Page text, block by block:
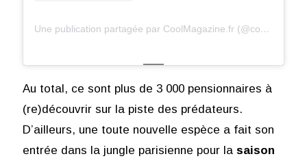
Une publication partagée par CoolMagazine.fr (@coolmagparis)
Au total, ce sont plus de 3 000 pensionnaires à
(re)découvrir sur la piste des prédateurs.
D’ailleurs, une toute nouvelle espèce a fait son
entrée dans la jungle parisienne pour la saison